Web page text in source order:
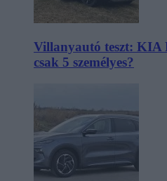
Villanyautó teszt: KIA
csak 5 személyes?